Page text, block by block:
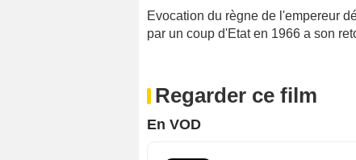
Evocation du règne de l'empereur
par un coup d'Etat en 1966 a son
Regarder ce film
En VOD